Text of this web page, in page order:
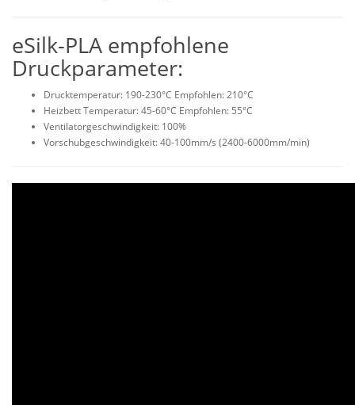
eSilk-PLA empfohlene
Druckparameter:
Drucktemperatur: 190-230°C Empfohlen: 210°C
Heizbett Temperatur: 45-60°C Empfohlen: 55°C
Ventilatorgeschwindigkeit: 100%
Vorschubgeschwindigkeit: 40-100mm/s (2400-6000mm/min)